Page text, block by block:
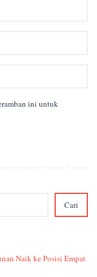
ini untuk
Cari
Naik ke Posisi Empat